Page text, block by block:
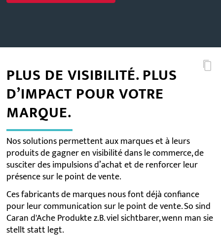
PLUS DE VISIBILITÉ. PLUS
D’IMPACT POUR VOTRE
MARQUE.
Nos solutions permettent aux marques et à leurs
produits de gagner en visibilité dans le commerce, de
susciter des impulsions d’achat et de renforcer leur
présence sur le point de vente.
Ces fabricants de marques nous font déjà confiance
pour leur communication sur le point de vente.So sind
Caran d'Ache Produkte z.B. viel sichtbarer, wenn man sie
stellt statt legt.